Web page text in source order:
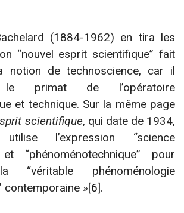
(1884-1962) en tira les
“nouvel esprit scientifique” fait
notion de technoscience, car il
le primat de l’opératoire
et technique. Sur la même page
scientifique, qui date de 1934,
utilise l’expression “science
“phénoménotechnique” pour
“véritable phénoménologie
contemporaine »[6].